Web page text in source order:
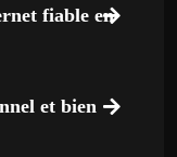
fiable en
et bien